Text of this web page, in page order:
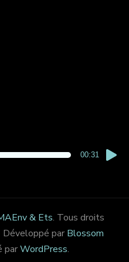
00:31
& Ets. Tous droits
Développé par Blossom
parWordPress.